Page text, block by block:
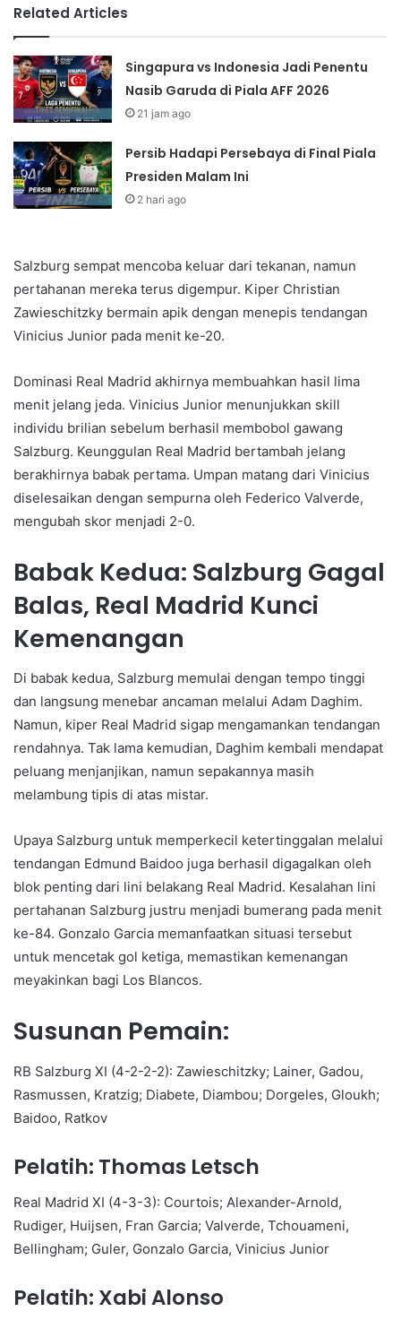
Related Articles
Singapura vs Indonesia Jadi Penentu
Nasib Garuda di Piala AFF 2026
21 jam ago
Persib Hadapi Persebaya di Final Piala
Presiden Malam Ini
2 hari ago
Salzburg sempat mencoba keluar dari tekanan, namun
pertahanan mereka terus digempur. Kiper Christian
Zawieschitzky bermain apik dengan menepis tendangan
Vinicius Junior pada menit ke-20.
Dominasi Real Madrid akhirnya membuahkan hasil lima
menit jelang jeda. Vinicius Junior menunjukkan skill
individu brilian sebelum berhasil membobol gawang
Salzburg. Keunggulan Real Madrid bertambah jelang
berakhirnya babak pertama. Umpan matang dari Vinicius
diselesaikan dengan sempurna oleh Federico Valverde,
mengubah skor menjadi 2-0.
Babak Kedua: Salzburg Gagal
Balas, Real Madrid Kunci
Kemenangan
Di babak kedua, Salzburg memulai dengan tempo tinggi
dan langsung menebar ancaman melalui Adam Daghim.
Namun, kiper Real Madrid sigap mengamankan tendangan
rendahnya. Tak lama kemudian, Daghim kembali mendapat
peluang menjanjikan, namun sepakannya masih
melambung tipis di atas mistar.
Upaya Salzburg untuk memperkecil ketertinggalan melalui
tendangan Edmund Baidoo juga berhasil digagalkan oleh
blok penting dari lini belakang Real Madrid. Kesalahan lini
pertahanan Salzburg justru menjadi bumerang pada menit
ke-84. Gonzalo Garcia memanfaatkan situasi tersebut
untuk mencetak gol ketiga, memastikan kemenangan
meyakinkan bagi Los Blancos.
Susunan Pemain:
RB Salzburg XI (4-2-2-2): Zawieschitzky; Lainer, Gadou,
Rasmussen, Kratzig; Diabete, Diambou; Dorgeles, Gloukh;
Baidoo, Ratkov
Pelatih: Thomas Letsch
Real Madrid XI (4-3-3): Courtois; Alexander-Arnold,
Rudiger, Huijsen, Fran Garcia; Valverde, Tchouameni,
Bellingham; Guler, Gonzalo Garcia, Vinicius Junior
Pelatih: Xabi Alonso